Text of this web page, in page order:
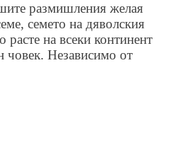
размишления желая
семето на дяволския
расте на всеки континент
човек. Независимо от